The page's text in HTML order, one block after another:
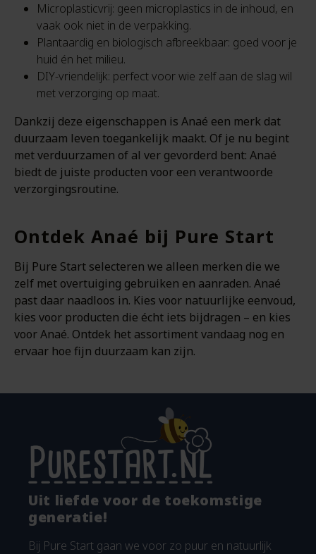
Microplasticvrij: geen microplastics in de inhoud, en
vaak ook niet in de verpakking.
Plantaardig en biologisch afbreekbaar: goed voor je
huid én het milieu.
DIY-vriendelijk: perfect voor wie zelf aan de slag wil
met verzorging op maat.
Dankzij deze eigenschappen is Anaé een merk dat
duurzaam leven toegankelijk maakt. Of je nu begint
met verduurzamen of al ver gevorderd bent: Anaé
biedt de juiste producten voor een verantwoorde
verzorgingsroutine.
Ontdek Anaé bij Pure Start
Bij Pure Start selecteren we alleen merken die we
zelf met overtuiging gebruiken en aanraden. Anaé
past daar naadloos in. Kies voor natuurlijke eenvoud,
kies voor producten die écht iets bijdragen – en kies
voor Anaé. Ontdek het assortiment vandaag nog en
ervaar hoe fijn duurzaam kan zijn.
Uit liefde voor de toekomstige
generatie!
Bij Pure Start gaan we voor zo puur en natuurlijk